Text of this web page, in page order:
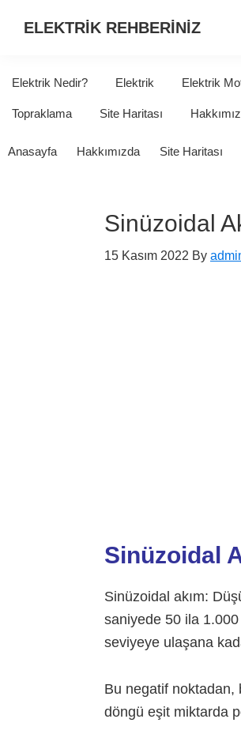
ELEKTRİK REHBERİNİZ
HER
Elektrik Nedir? Elektrik Elektrik
Topraklama Site Haritası
Anasayfa Hakkımızda Site Haritası
Sinüzoidal
15 Kasım 2022 By
Sinüzoidal
Sinüzoidal akım:
saniyede 50 ila 1.000
seviyeye ulaşana
Bu negatif noktadan,
döngü eşit miktarda